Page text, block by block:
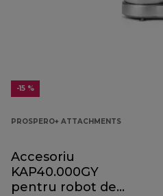
-15 %
PROSPERO+ ATTACHMENTS
Accesoriu
KAP40.000GY
pentru robot de